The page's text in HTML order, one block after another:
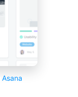
Asana